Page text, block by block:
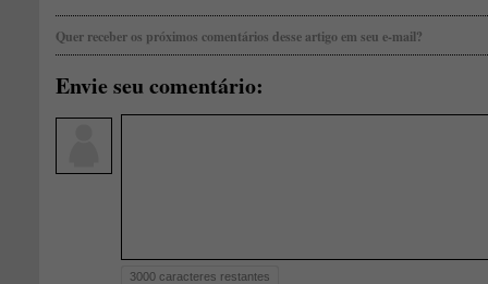
Quer receber os próximos comentários desse artigo em seu e-mail?
Envie seu comentário:
3000 caracteres restantes